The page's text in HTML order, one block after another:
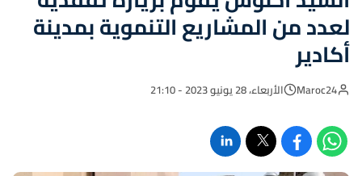
لعدد من المشاريع التنموية بمدينة
أكادير
Maroc24 الأربعاء، 28 يونيو 2023 - 21:10